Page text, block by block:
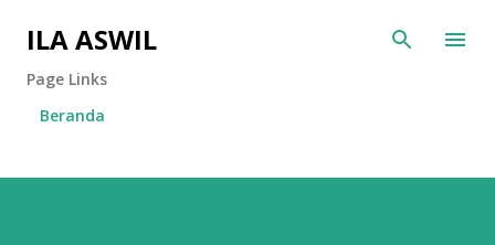
Langsung ke konten utama
ILA ASWIL
Page Links
Beranda